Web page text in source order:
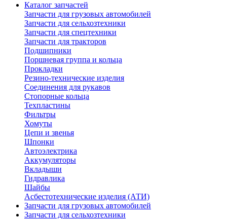
Каталог запчастей
Запчасти для грузовых автомобилей
Запчасти для сельхозтехники
Запчасти для спецтехники
Запчасти для тракторов
Подшипники
Поршневая группа и кольца
Прокладки
Резино-технические изделия
Соединения для рукавов
Стопорные кольца
Техпластины
Фильтры
Хомуты
Цепи и звенья
Шпонки
Автоэлектрика
Аккумуляторы
Вкладыши
Гидравлика
Шайбы
Асбестотехнические изделия (АТИ)
Запчасти для грузовых автомобилей
Запчасти для сельхозтехники